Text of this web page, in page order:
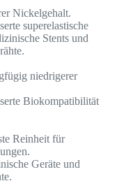
Nickelgehalt.
superelastische
Stents und
niedrigerer
Biokompatibilität
Reinheit für
Geräte und